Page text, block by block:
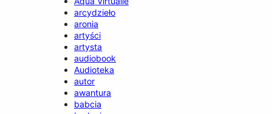
arcydzieło
aronia
artyści
artysta
audiobook
Audioteka
autor
awantura
babcia